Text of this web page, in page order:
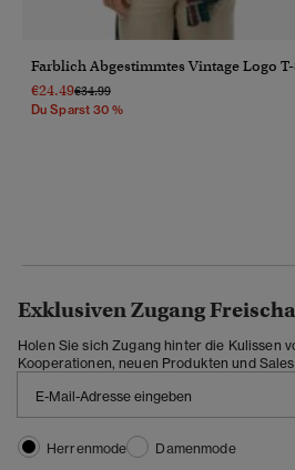
Farblich Abgestimmtes Vintage Logo
€24.49Preis Wurde Reduziert Von
€34.99Bis
Du Sparst 30 %
Exklusiven Zugang
Holen Sie sich Zugang hinter die Kulissen
Kooperationen, neuen Produkten und
Herrenmode
Damenmode